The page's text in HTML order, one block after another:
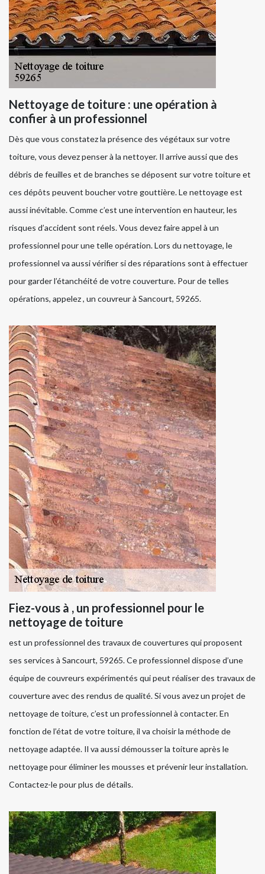
Nettoyage de toiture : une opération à
confier à un professionnel
Dès que vous constatez la présence des végétaux sur votre
toiture, vous devez penser à la nettoyer. Il arrive aussi que des
débris de feuilles et de branches se déposent sur votre toiture et
ces dépôts peuvent boucher votre gouttière. Le nettoyage est
aussi inévitable. Comme c’est une intervention en hauteur, les
risques d’accident sont réels. Vous devez faire appel à un
professionnel pour une telle opération. Lors du nettoyage, le
professionnel va aussi vérifier si des réparations sont à effectuer
pour garder l’étanchéité de votre couverture. Pour de telles
opérations, appelez , un couvreur à Sancourt, 59265.
Fiez-vous à , un professionnel pour le
nettoyage de toiture
est un professionnel des travaux de couvertures qui proposent
ses services à Sancourt, 59265. Ce professionnel dispose d’une
équipe de couvreurs expérimentés qui peut réaliser des travaux de
couverture avec des rendus de qualité. Si vous avez un projet de
nettoyage de toiture, c’est un professionnel à contacter. En
fonction de l’état de votre toiture, il va choisir la méthode de
nettoyage adaptée. Il va aussi démousser la toiture après le
nettoyage pour éliminer les mousses et prévenir leur installation.
Contactez-le pour plus de détails.